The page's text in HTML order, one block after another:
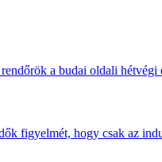
a budai oldali hétvégi
figyelmét, hogy csak az